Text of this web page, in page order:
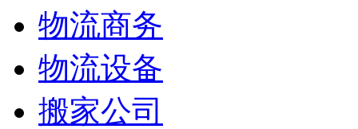
物流商务
物流设备
搬家公司